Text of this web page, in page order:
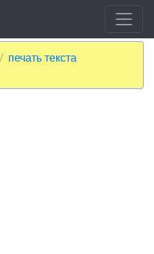
печать текста